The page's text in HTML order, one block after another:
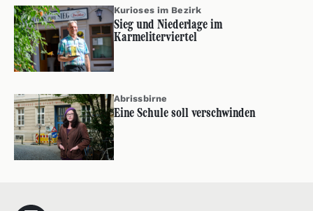
Kurioses im Bezirk
Sieg und Niederlage im
Karmeliterviertel
Abrissbirne
Eine Schule soll verschwinden